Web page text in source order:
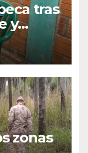
tras
y
para
zonas